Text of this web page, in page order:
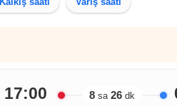
17:00 8 sa 26 dk